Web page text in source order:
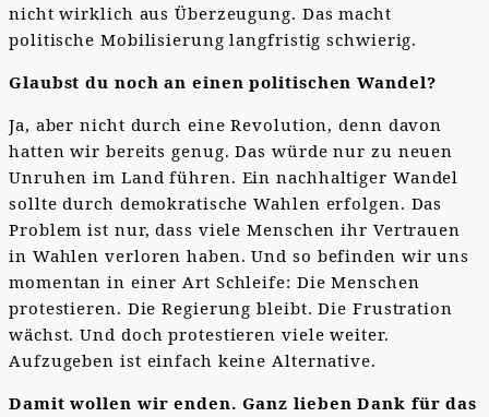
nicht wirklich aus Überzeugung. Das macht
politische Mobilisierung langfristig schwierig.
Glaubst du noch an einen politischen Wandel?
Ja, aber nicht durch eine Revolution, denn davon
hatten wir bereits genug. Das würde nur zu neuen
Unruhen im Land führen. Ein nachhaltiger Wandel
sollte durch demokratische Wahlen erfolgen. Das
Problem ist nur, dass viele Menschen ihr Vertrauen
in Wahlen verloren haben. Und so befinden wir uns
momentan in einer Art Schleife: Die Menschen
protestieren. Die Regierung bleibt. Die Frustration
wächst. Und doch protestieren viele weiter.
Aufzugeben ist einfach keine Alternative.
Damit wollen wir enden. Ganz lieben Dank für das